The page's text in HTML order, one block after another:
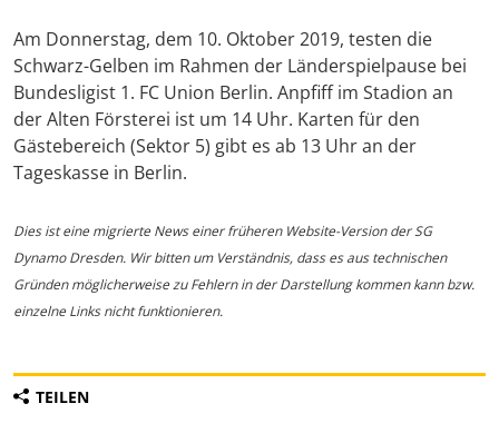
Am Donnerstag, dem 10. Oktober 2019, testen die
Schwarz-Gelben im Rahmen der Länderspielpause bei
Bundesligist 1. FC Union Berlin. Anpfiff im Stadion an
der Alten Försterei ist um 14 Uhr. Karten für den
Gästebereich (Sektor 5) gibt es ab 13 Uhr an der
Tageskasse in Berlin.
Dies ist eine migrierte News einer früheren Website-Version der SG
Dynamo Dresden. Wir bitten um Verständnis, dass es aus technischen
Gründen möglicherweise zu Fehlern in der Darstellung kommen kann bzw.
einzelne Links nicht funktionieren.
TEILEN